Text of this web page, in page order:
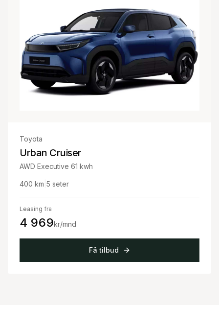
Toyota
Urban Cruiser
AWD Executive 61 kwh
400 km 5 seter
Leasing fra
4 969kr/mnd
Få tilbud